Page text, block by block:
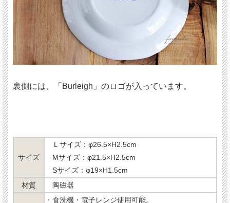
裏側には、「Burleigh」のロゴが入っています。
サイズ
Ｌサイズ：φ26.5×H2.5cm
Mサイズ：φ21.5×H2.5cm
Sサイズ：φ19×H1.5cm
材質
陶磁器
・食洗機・電子レンジ使用可能。